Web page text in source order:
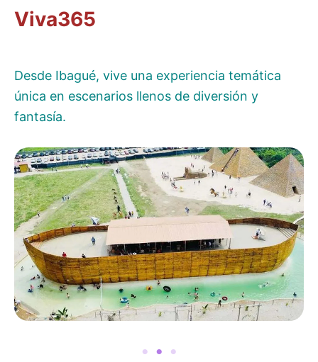
Viva365
Desde Ibagué, vive una experiencia temática
única en escenarios llenos de diversión y
fantasía.